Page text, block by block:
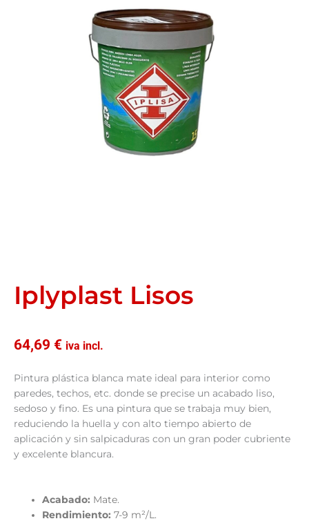
Iplyplast Lisos
64,69 € iva incl.
Pintura plástica blanca mate ideal para interior como
paredes, techos, etc. donde se precise un acabado liso,
sedoso y fino. Es una pintura que se trabaja muy bien,
reduciendo la huella y con alto tiempo abierto de
aplicación y sin salpicaduras con un gran poder cubriente
y excelente blancura.
Acabado: Mate.
Rendimiento: 7-9 m²/L.